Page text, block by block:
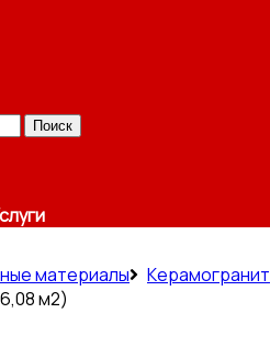
Поиск
материалы Керамогранит
м2)